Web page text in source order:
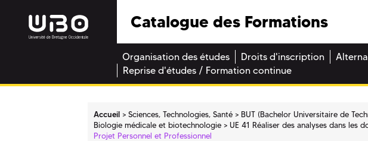
Catalogue des Formations
Organisation des études Droits d'inscription
Reprise d'études / Formation continue
Accueil Sciences, Technologies, Santé BUT (Bachelor Universitaire de
Biologie médicale et biotechnologie
UE 41 Réaliser des analyses dans les
Projet Personnel et Professionnel